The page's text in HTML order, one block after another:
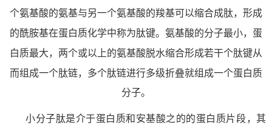
个氨基酸的氨基与另一个氨基酸的羧基可以缩合成肽，形成
的酰胺基在蛋白质化学中称为肽键。 氨基酸的分子最小，蛋
白质最大，两个或以上的氨基酸脱水缩合形成若干个肽键从
而组成一个肽链，多个肽链进行多级折叠就组成一个蛋白质
分子。
小分子肽是介于蛋白质和安基酸之的的蛋白质片段，其